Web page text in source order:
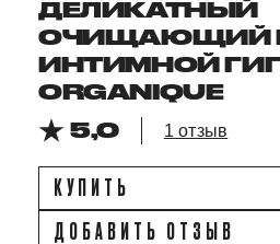
ДЕЛИКАТНЫЙ
ОЧИЩАЮЩИЙ
ИНТИМНОЙ
ORGANIQUE
5,0
1 отзыв
КУПИТЬ
ДОБАВИТЬ ОТЗЫВ